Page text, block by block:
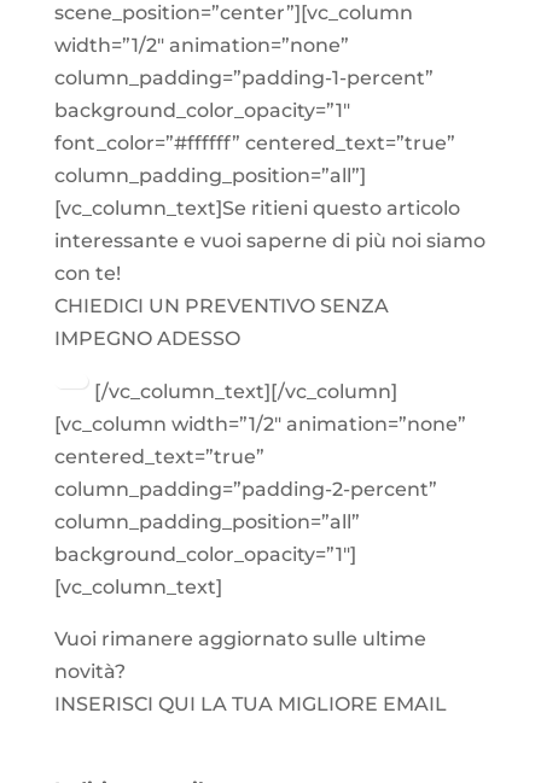
scene_position=”center”][vc_column
width=”1/2″ animation=”none”
column_padding=”padding-1-percent”
background_color_opacity=”1″
font_color=”#ffffff” centered_text=”true”
column_padding_position=”all”]
[vc_column_text]Se ritieni questo articolo
interessante e vuoi saperne di più noi siamo
con te!
CHIEDICI UN PREVENTIVO SENZA
IMPEGNO ADESSO
[/vc_column_text][/vc_column]
[vc_column width=”1/2″ animation=”none”
centered_text=”true”
column_padding=”padding-2-percent”
column_padding_position=”all”
background_color_opacity=”1″]
[vc_column_text]
Vuoi rimanere aggiornato sulle ultime
novità?
INSERISCI QUI LA TUA MIGLIORE EMAIL